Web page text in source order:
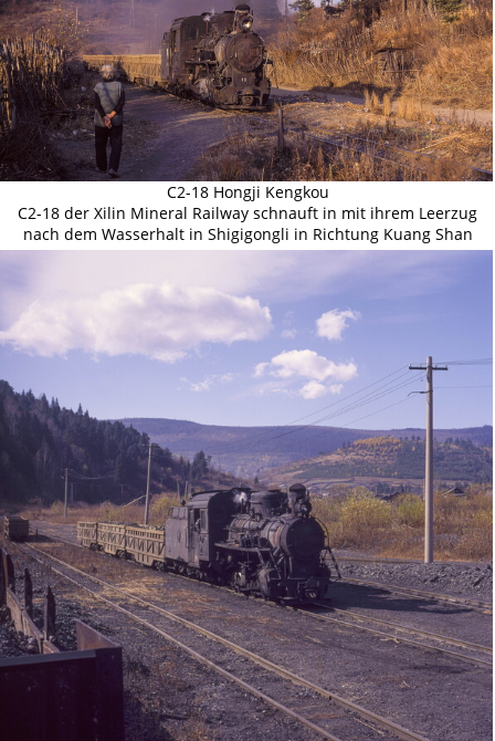
C2-18 Hongji Kengkou
C2-18 der Xilin Mineral Railway schnauft in mit ihrem Leerzug
nach dem Wasserhalt in Shigigongli in Richtung Kuang Shan